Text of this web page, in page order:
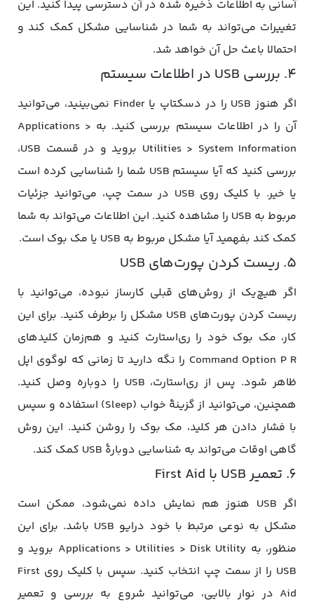
آسانی به اطلاعات ذخیره شده در آن دسترسی پیدا کنید. این
تغییرات می‌تواند به شما در شناسایی مشکل کمک کند و
احتمالا باعث حل آن خواهد شد.
4. بررسی USB در اطلاعات سیستم
اگر هنوز USB را در دسکتاپ یا Finder نمی‌بینید، می‌توانید
آن را در اطلاعات سیستم بررسی کنید. به Applications >
Utilities > System Information بروید و در قسمت USB،
بررسی کنید که آیا سیستم USB شما را شناسایی کرده است
یا خیر. با کلیک روی USB در سمت چپ، می‌توانید جزئیات
مربوط به USB را مشاهده کنید. این اطلاعات می‌تواند به شما
کمک کند بفهمید آیا مشکل مربوط به USB یا مک بوک است.
5. ریست کردن پورت‌های USB
اگر هیچ‌یک از روش‌های قبلی کارساز نبوده، می‌توانید با
ریست کردن پورت‌های USB مشکل را برطرف کنید. برای این
کار، مک بوک خود را ری‌استارت کنید و هم‌زمان کلیدهای
Command Option P R را نگه دارید تا زمانی که لوگوی اپل
ظاهر شود. پس از ری‌استارت، USB را دوباره وصل کنید.
همچنین، می‌توانید از گزینۀ خواب (Sleep) استفاده و سپس
با فشار دادن هر کلید، مک بوک را روشن کنید. این روش
گاهی اوقات می‌تواند به شناسایی دوبارۀ USB کمک کند.
6. تعمیر USB با First Aid
اگر USB هنوز هم نمایش داده نمی‌شود، ممکن است
مشکل به نوعی مرتبط با خود درایو USB باشد. برای این
منظور، به Applications > Utilities > Disk Utility بروید و
USB را از سمت چپ انتخاب کنید. سپس با کلیک روی First
Aid در نوار بالایی، می‌توانید شروع به بررسی و تعمیر